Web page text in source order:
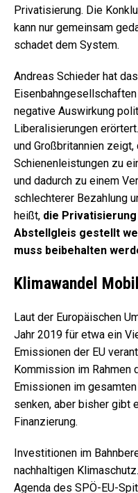
Privatisierung. Die
kann nur gemeinsam
schadet dem System.
Andreas Schieder hat
negative Auswirkung
Liberalisierungen
und Großbritannien
Schienenleistungen zu
und dadurch zu einem
schlechterer Bezahlung
heißt, die
Abstellgleis gestellt
muss beibehalten
Klimawandel
Laut der Europäischen
Jahr 2019 für etwa ein
Emissionen der EU
Kommission im Rahmen
Emissionen im
senken, aber bisher gibt
Finanzierung.
Investitionen im
nachhaltigen
Agenda des SPÖ-EU-